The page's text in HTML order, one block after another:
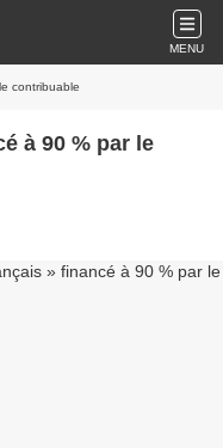
MENU
contribuable
à 90 % par le